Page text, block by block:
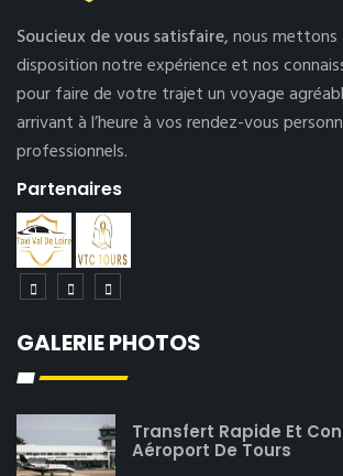
Soucieux de vous satisfaire,nous
disposition notre expérience et nos
pour faire de votre trajet un voyage
arrivant à l’heure à vos rendez-vous
professionnels.
Partenaires
GALERIE PHOTOS
Transfert Rapide Et
Aéroport De Tours